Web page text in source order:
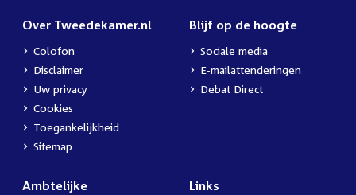
Over Tweedekamer.nl
Colofon
Disclaimer
Uw privacy
Cookies
Toegankelijkheid
Sitemap
Blijf op de hoogte
Sociale media
E-mailattenderingen
Debat Direct
Ambtelijke
Links